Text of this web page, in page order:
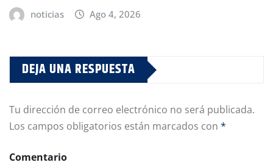
noticias Ago 4, 2026
DEJA UNA RESPUESTA
Tu dirección de correo electrónico no será publicada.
Los campos obligatorios están marcados con *
Comentario